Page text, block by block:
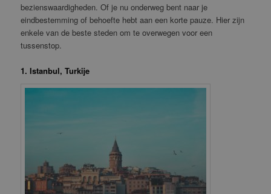
bezienswaardigheden. Of je nu onderweg bent naar je
eindbestemming of behoefte hebt aan een korte pauze. Hier zijn
enkele van de beste steden om te overwegen voor een
tussenstop.
1. Istanbul, Turkije